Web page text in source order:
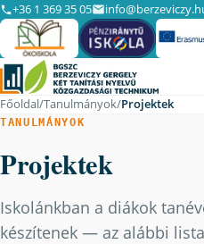
+36 1 369 35 05
Főoldal/Tanulmányok/Projektek
TANULMÁNYOK
Projektek
Iskolánkban a diákok
készítenek — az alábbi